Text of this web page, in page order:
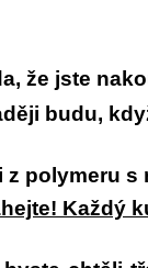
že jste
budu,
z polymeru s
Každý